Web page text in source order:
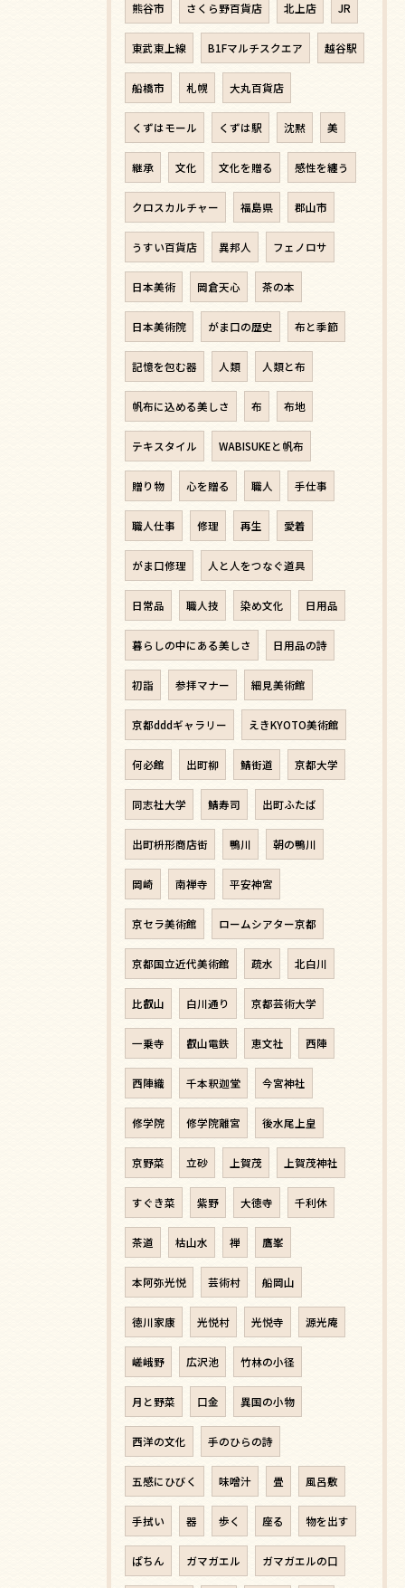
熊谷市 さくら野百貨店 北上店 JR
東武東上線 B1Fマルチスクエア 越谷駅
船橋市 札幌 大丸百貨店
くずはモール くずは駅 沈黙 美
継承 文化 文化を贈る 感性を纏う
クロスカルチャー 福島県 郡山市
うすい百貨店 異邦人 フェノロサ
日本美術 岡倉天心 茶の本
日本美術院 がま口の歴史 布と季節
記憶を包む器 人類 人類と布
帆布に込める美しさ 布 布地
テキスタイル WABISUKEと帆布
贈り物 心を贈る 職人 手仕事
職人仕事 修理 再生 愛着
がま口修理 人と人をつなぐ道具
日常品 職人技 染め文化 日用品
暮らしの中にある美しさ 日用品の詩
初詣 参拝マナー 細見美術館
京都dddギャラリー えきKYOTO美術館
何必館 出町柳 鯖街道 京都大学
同志社大学 鯖寿司 出町ふたば
出町枡形商店街 鴨川 朝の鴨川
岡崎 南禅寺 平安神宮
京セラ美術館 ロームシアター京都
京都国立近代美術館 疏水 北白川
比叡山 白川通り 京都芸術大学
一乗寺 叡山電鉄 恵文社 西陣
西陣織 千本釈迦堂 今宮神社
修学院 修学院離宮 後水尾上皇
京野菜 立砂 上賀茂 上賀茂神社
すぐき菜 紫野 大徳寺 千利休
茶道 枯山水 禅 鷹峯
本阿弥光悦 芸術村 船岡山
徳川家康 光悦村 光悦寺 源光庵
嵯峨野 広沢池 竹林の小径
月と野菜 口金 異国の小物
西洋の文化 手のひらの詩
五感にひびく 味噌汁 畳 風呂敷
手拭い 器 歩く 座る 物を出す
ぱちん ガマガエル ガマガエルの口